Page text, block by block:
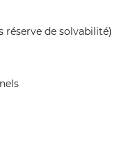
réserve de solvabilité)